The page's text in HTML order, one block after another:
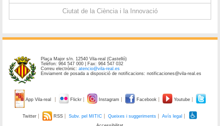
Ciutat de la Ciència i la Innovació
Plaça Major s/n. 12540 Vila-real (Castelló)
Telèfon: 964 547 000 | Fax: 964 547 032
Correu electrònic:atencio@vila-real.es
Enviament de posada a disposició de notificacions: notificaciones@vila-real.es
App Vila-real Flickr Instagram Facebook Youtube
Twitter RSS Subv. pel MITIC Queixes i suggeriments
Avís legal